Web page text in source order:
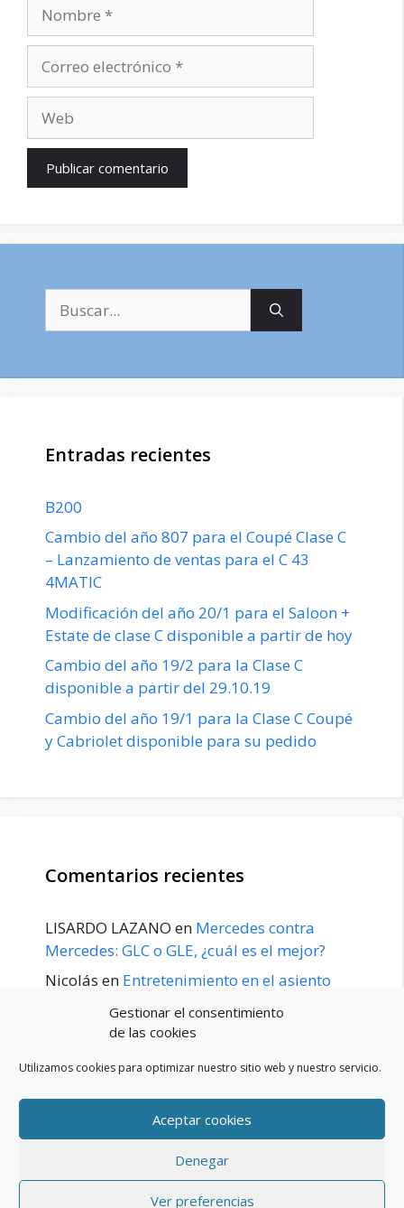
Gestionar el consentimiento
de las cookies
Utilizamos cookies para optimizar nuestro sitio web y nuestro servicio.
Aceptar cookies
Denegar
Ver preferencias
electrónico
Entradas recientes
B200
Cambio del año 807 para el Coupé Clase C
– Lanzamiento de ventas para el C 43
4MATIC
Modificación del año 20/1 para el Saloon +
Estate de clase C disponible a partir de hoy
Cambio del año 19/2 para la Clase C
disponible a partir del 29.10.19
Cambio del año 19/1 para la Clase C Coupé
y Cabriolet disponible para su pedido
Comentarios recientes
LISARDO LAZANO en Mercedes contra
Mercedes: GLC o GLE, ¿cuál es el mejor?
Nicolás en Entretenimiento en el asiento
trasero para el GLE / GLS disponible a
principios de 2020
POLÍTICA DE PRIVACIDAD
Política de cookies (UE)
© 2026 Blog De Mercedes-Benz En Español